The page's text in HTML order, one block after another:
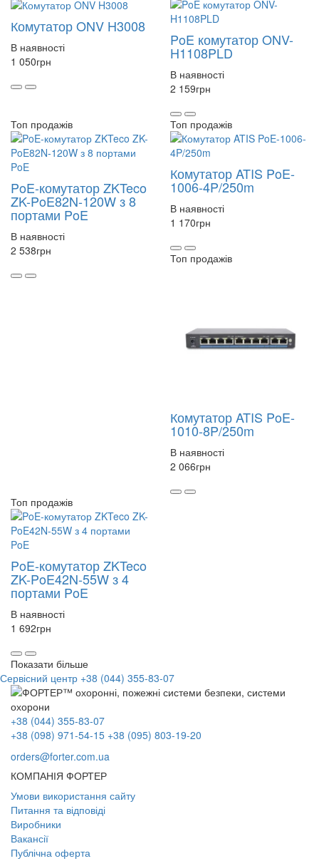
Комутатор ONV H3008
В наявності
1 050грн
PoE комутатор ONV-
H1108PLD
В наявності
2 159грн
Топ продажів
PoE-комутатор ZKTeco
ZK-PoE82N-120W з 8
портами PoE
В наявності
2 538грн
Топ продажів
Комутатор ATIS PoE-
1006-4P/250m
В наявності
1 170грн
Топ продажів
Комутатор ATIS PoE-
1010-8P/250m
В наявності
2 066грн
Топ продажів
PoE-комутатор ZKTeco
ZK-PoE42N-55W з 4
портами PoE
В наявності
1 692грн
Показати більше
Сервісний центр +38 (044) 355-83-07
+38 (044) 355-83-07
+38 (098) 971-54-15 +38 (095) 803-19-20
orders@forter.com.ua
КОМПАНІЯ ФОРТЕР
Умови використання сайту
Питання та відповіді
Виробники
Вакансії
Публічна оферта